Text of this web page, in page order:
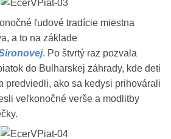
ľudové tradície miestna
a to na základe
. Po štvrtý raz pozvala
do Bulharskej záhrady, kde deti
predviedli, ako sa kedysi prihovárali
veľkonočné verše a modlitby